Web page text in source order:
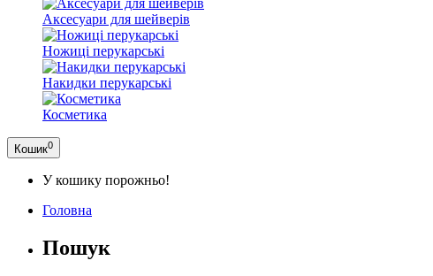
Аксесуари для шейверів
Ножиці перукарські
Накидки перукарські
Косметика
Кошик0
У кошику порожньо!
Головна
Пошук